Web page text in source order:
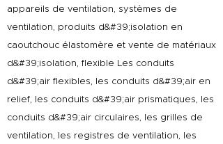
appareils de ventilation, systèmes de
ventilation, produits d&#39;isolation en
caoutchouc élastomère et vente de matériaux
d&#39;isolation, flexible Les conduits
d&#39;air flexibles, les conduits d&#39;air en
relief, les conduits d&#39;air prismatiques, les
conduits d&#39;air circulaires, les grilles de
ventilation, les registres de ventilation, les